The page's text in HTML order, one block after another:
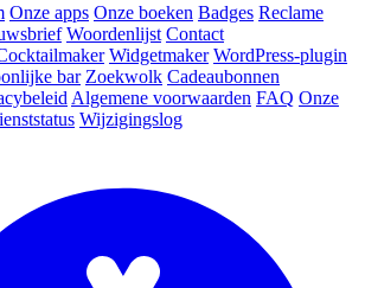
Onze apps Onze boeken Badges Reclame
Woordenlijst Contact
Widgetmaker WordPress-plugin
bar Zoekwolk Cadeaubonnen
Algemene voorwaarden FAQ Onze
Wijzigingslog